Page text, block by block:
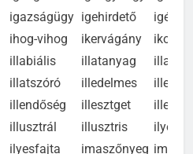
igazgatónő igazgyöngy
igazságügy igehirdető
ihog-vihog ikervágány
illabiális illatanyag
illatszóró illedelmes
illendőség illesztget
illusztrál illusztris